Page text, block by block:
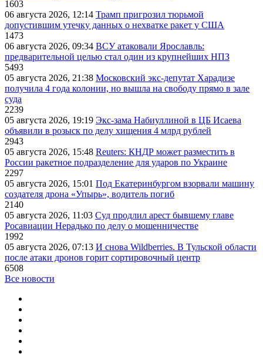
1603
06 августа 2026, 12:14 Трамп пригрозил тюрьмой
допустившим утечку данных о нехватке ракет у США
1473
06 августа 2026, 09:34 ВСУ атаковали Ярославль:
предварительной целью стал один из крупнейших НПЗ
5493
05 августа 2026, 21:38 Московский экс-депутат Харадизе
получила 4 года колонии, но вышла на свободу прямо в зале
суда
2239
05 августа 2026, 19:19 Экс-зама Набиуллиной в ЦБ Исаева
объявили в розыск по делу хищения 4 млрд рублей
2943
05 августа 2026, 15:48 Reuters: КНДР может разместить в
России ракетное подразделение для ударов по Украине
2297
05 августа 2026, 15:01 Под Екатеринбургом взорвали машину
создателя дрона «Упырь», водитель погиб
2140
05 августа 2026, 11:03 Суд продлил арест бывшему главе
Росавиации Нерадько по делу о мошенничестве
1992
05 августа 2026, 07:13 И снова Wildberries. В Тульской области
после атаки дронов горит сортировочный центр
6508
Все новости